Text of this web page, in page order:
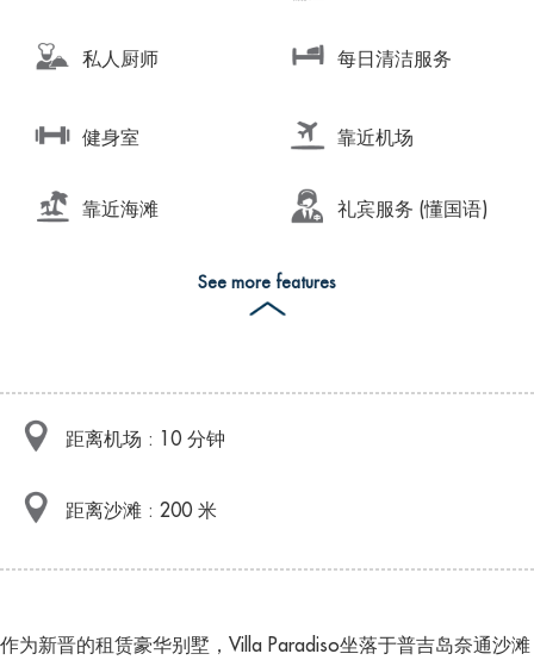
私人厨师 每日清洁服务
健身室 靠近机场
靠近海滩 礼宾服务 (懂国语)
See more features
距离机场 : 10 分钟
距离沙滩 : 200 米
作为新晋的租赁豪华别墅，Villa Paradiso坐落于普吉岛奈通沙滩